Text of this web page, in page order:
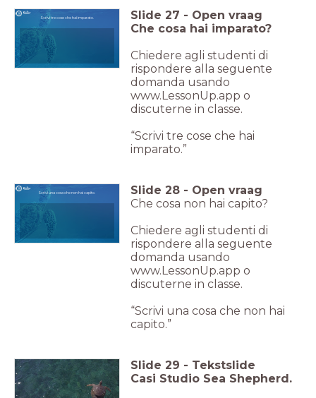
Scrivi tre cose che hai imparato. Slide 27 - Open vraag
Che cosa hai imparato?
Chiedere agli studenti di
rispondere alla seguente
domanda usando
www.LessonUp.app o
discuterne in classe.
“Scrivi tre cose che hai
imparato.”
Scrivi una cosa che non hai capito. Slide 28 - Open vraag
Che cosa non hai capito?
Chiedere agli studenti di
rispondere alla seguente
domanda usando
www.LessonUp.app o
discuterne in classe.
“Scrivi una cosa che non hai
capito.”
Slide 29 - Tekstslide
Casi Studio Sea Shepherd.